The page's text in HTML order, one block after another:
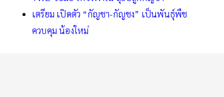
เตรียม เปิดตัว “กัญชา-กัญชง” เป็นพันธุ์พืช
ควบคุม น้องใหม่